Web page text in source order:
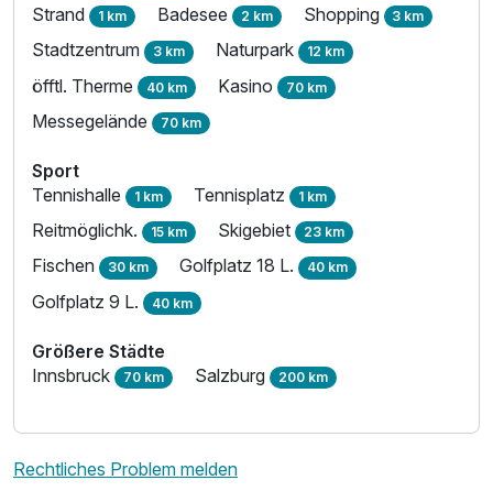
Strand 1 km Badesee 2 km Shopping 3 km
Stadtzentrum 3 km Naturpark 12 km
öfftl. Therme 40 km Kasino 70 km
Messegelände 70 km
Sport
Tennishalle 1 km Tennisplatz 1 km
Reitmöglichk. 15 km Skigebiet 23 km
Fischen 30 km Golfplatz 18 L. 40 km
Golfplatz 9 L. 40 km
Größere Städte
Innsbruck 70 km Salzburg 200 km
Rechtliches Problem melden